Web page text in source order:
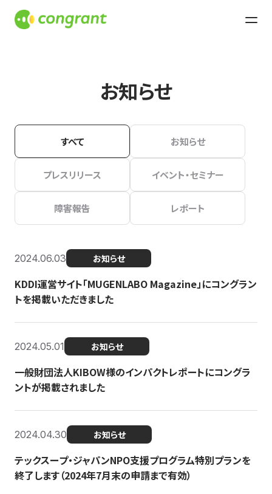
お知らせ
すべて お知らせ
プレスリリース イベント・セミナー
障害報告 レポート
2024.06.03 お知らせ
KDDI運営サイト「MUGENLABO Magazine」にコングラン
トを掲載いただきました
2024.05.01 お知らせ
一般財団法人KIBOW様のインパクトレポートにコングラ
ントが掲載されました
2024.04.30 お知らせ
テックスープ・ジャパンNPO支援プログラム特別プランを
終了します（2024年7月末の申請まで有効）